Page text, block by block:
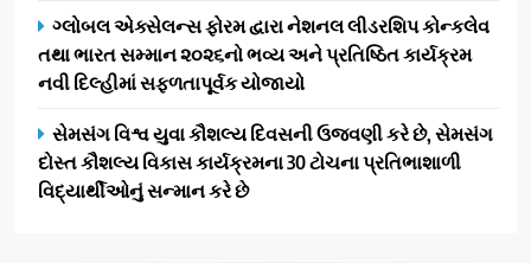
ગ્લોબલ એક્સેલન્સ ફોરમ દ્વારા નેશનલ લીડરશિપ કોન્કલેવ
તથા ભારત સમ્માન ૨૦૨૬નો ભવ્ય અને પ્રતિષ્ઠિત કાર્યક્રમ
નવી દિલ્હીમાં સફળતાપૂર્વક યોજાયો
સેમસંગ વિશ્વ યુવા કૌશલ્ય દિવસની ઉજવણી કરે છે, સેમસંગ
દોસ્ત કૌશલ્ય વિકાસ કાર્યક્રમના 30 ટોચના પ્રતિભાશાળી
વિદ્યાર્થીઓનું સન્માન કરે છે